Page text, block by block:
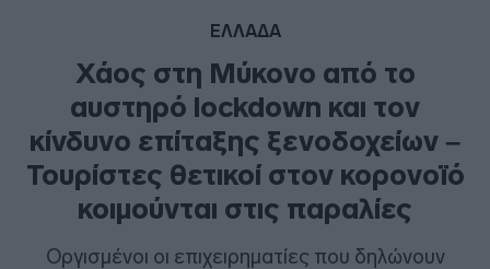
ΕΛΛΑΔΑ
Χάος στη Μύκονο από το
αυστηρό lockdown και τον
κίνδυνο επίταξης ξενοδοχείων –
Τουρίστες θετικοί στον κορονοϊό
κοιμούνται στις παραλίες
Οργισμένοι οι επιχειρηματίες που δηλώνουν